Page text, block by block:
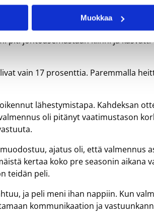
Muokkaa
se voitti 30–20. Slovakia nousi
piti johtoasemastaan kiinni ja kasvatti
vain 17 prosenttia. Paremmalla
lähestymistapa. Kahdeksan
oli pitänyt vaatimustason
ajatus oli, että valmennus
kertaa koko pre seasonin aikana
teidän peli.
ja peli meni ihan nappiin. Kun
kommunikaation ja